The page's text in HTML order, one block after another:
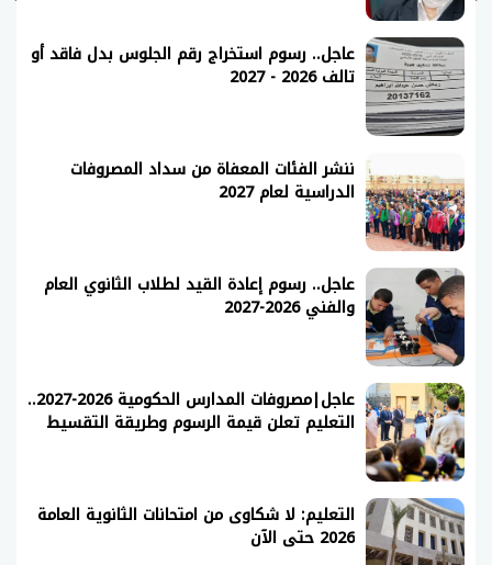
عاجل.. رسوم استخراج رقم الجلوس بدل فاقد أو
تالف 2026 - 2027
ننشر الفئات المعفاة من سداد المصروفات
الدراسية لعام 2027
عاجل.. رسوم إعادة القيد لطلاب الثانوي العام
والفني 2026-2027
عاجل|مصروفات المدارس الحكومية 2026-2027..
التعليم تعلن قيمة الرسوم وطريقة التقسيط
التعليم: لا شكاوى من امتحانات الثانوية العامة
2026 حتى الآن